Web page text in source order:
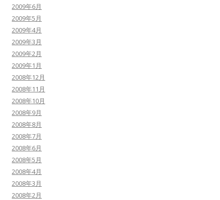
2009年6月
2009年5月
2009年4月
2009年3月
2009年2月
2009年1月
2008年12月
2008年11月
2008年10月
2008年9月
2008年8月
2008年7月
2008年6月
2008年5月
2008年4月
2008年3月
2008年2月